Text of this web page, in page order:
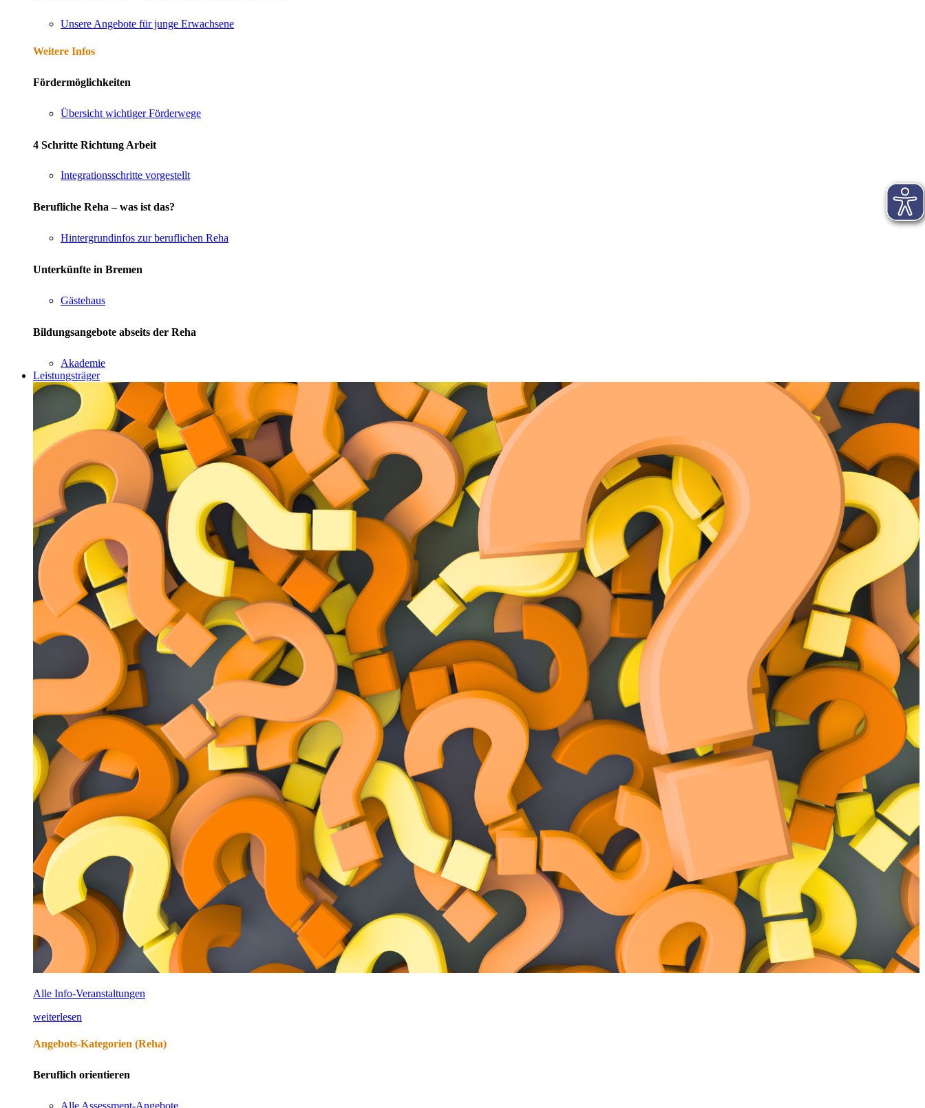
Unsere Angebote für junge Erwachsene
Weitere Infos
Fördermöglichkeiten
Übersicht wichtiger Förderwege
4 Schritte Richtung Arbeit
Integrationsschritte vorgestellt
Berufliche Reha – was ist das?
Hintergrundinfos zur beruflichen Reha
Unterkünfte in Bremen
Gästehaus
Bildungsangebote abseits der Reha
Akademie
Leistungsträger
Alle Info-Veranstaltungen
weiterlesen
Angebots-Kategorien (Reha)
Beruflich orientieren